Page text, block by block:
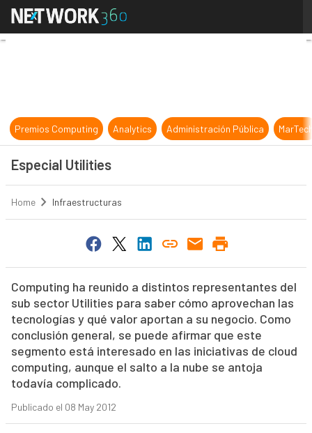
Especial Utilities
Premios Computing Analytics Administración Pública
Especial Utilities
Home Infraestructuras
Computing ha reunido a distintos representantes del
sub sector Utilities para saber cómo aprovechan las
tecnologías y qué valor aportan a su negocio. Como
conclusión general, se puede afirmar que este
segmento está interesado en las iniciativas de cloud
computing, aunque el salto a la nube se antoja
todavía complicado.
Publicado el 08 May 2012